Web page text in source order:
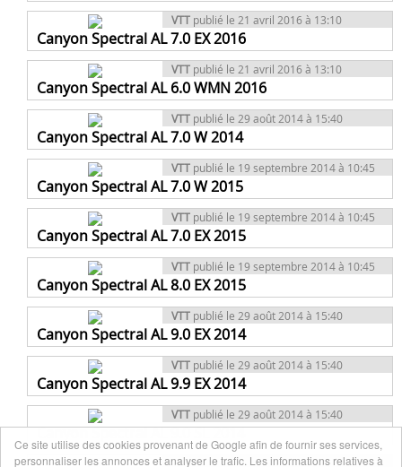
VTT publié le 21 avril 2016 à 13:10
Canyon Spectral AL 7.0 EX 2016
VTT publié le 21 avril 2016 à 13:10
Canyon Spectral AL 6.0 WMN 2016
VTT publié le 29 août 2014 à 15:40
Canyon Spectral AL 7.0 W 2014
VTT publié le 19 septembre 2014 à 10:45
Canyon Spectral AL 7.0 W 2015
VTT publié le 19 septembre 2014 à 10:45
Canyon Spectral AL 7.0 EX 2015
VTT publié le 19 septembre 2014 à 10:45
Canyon Spectral AL 8.0 EX 2015
VTT publié le 29 août 2014 à 15:40
Canyon Spectral AL 9.0 EX 2014
VTT publié le 29 août 2014 à 15:40
Canyon Spectral AL 9.9 EX 2014
VTT publié le 29 août 2014 à 15:40
Canyon Spectral AL 9.0 SL 2014
VTTpublié le 29 août 2014 à 15:40
Ce site utilise des cookies provenant de Google afin de fournir ses services,
personnaliser les annonces et analyser le trafic. Les informations relatives à